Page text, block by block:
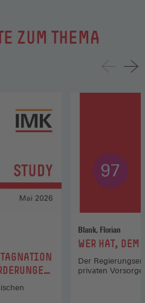
ZUM THEMA
Blank, Florian
:WER HAT, DEM
Der
privaten Vorsorge